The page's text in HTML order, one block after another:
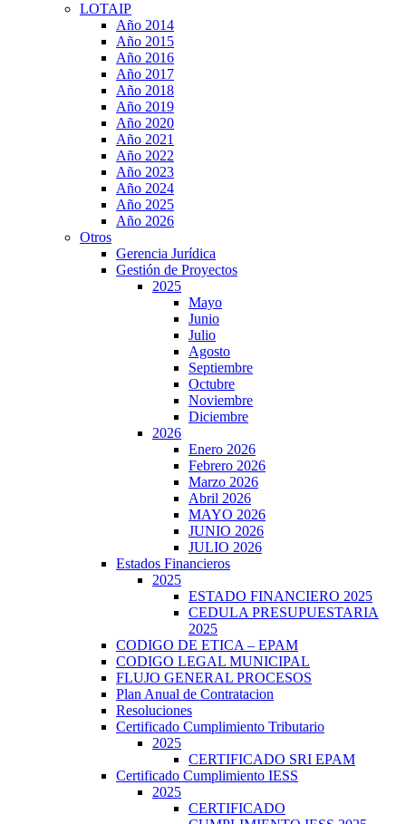
LOTAIP
Año 2014
Año 2015
Año 2016
Año 2017
Año 2018
Año 2019
Año 2020
Año 2021
Año 2022
Año 2023
Año 2024
Año 2025
Año 2026
Otros
Gerencia Jurídica
Gestión de Proyectos
2025
Mayo
Junio
Julio
Agosto
Septiembre
Octubre
Noviembre
Diciembre
2026
Enero 2026
Febrero 2026
Marzo 2026
Abril 2026
MAYO 2026
JUNIO 2026
JULIO 2026
Estados Financieros
2025
ESTADO FINANCIERO 2025
CEDULA PRESUPUESTARIA
2025
CODIGO DE ETICA – EPAM
CODIGO LEGAL MUNICIPAL
FLUJO GENERAL PROCESOS
Plan Anual de Contratacion
Resoluciones
Certificado Cumplimiento Tributario
2025
CERTIFICADO SRI EPAM
Certificado Cumplimiento IESS
2025
CERTIFICADO